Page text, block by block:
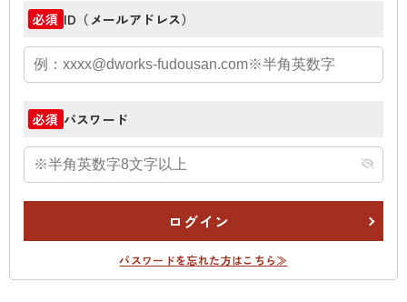
必須 ID（メールアドレス）
必須 パスワード
ログイン
パスワードを忘れた方はこちら≫